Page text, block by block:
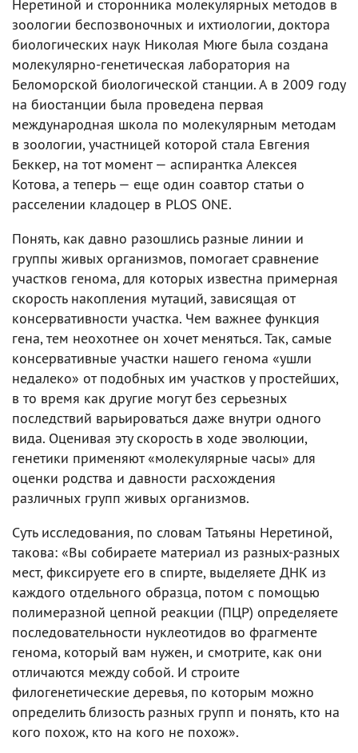
Неретиной и сторонника молекулярных методов в
зоологии беспозвоночных и ихтиологии, доктора
биологических наук Николая Мюге была создана
молекулярно-генетическая лаборатория на
Беломорской биологической станции. А в 2009 году
на биостанции была проведена первая
международная школа по молекулярным методам
в зоологии, участницей которой стала Евгения
Беккер, на тот момент — аспирантка Алексея
Котова, а теперь — еще один соавтор статьи о
расселении кладоцер в PLOS ONE.
Понять, как давно разошлись разные линии и
группы живых организмов, помогает сравнение
участков генома, для которых известна примерная
скорость накопления мутаций, зависящая от
консервативности участка. Чем важнее функция
гена, тем неохотнее он хочет меняться. Так, самые
консервативные участки нашего генома «ушли
недалеко» от подобных им участков у простейших,
в то время как другие могут без серьезных
последствий варьироваться даже внутри одного
вида. Оценивая эту скорость в ходе эволюции,
генетики применяют «молекулярные часы» для
оценки родства и давности расхождения
различных групп живых организмов.
Суть исследования, по словам Татьяны Неретиной,
такова: «Вы собираете материал из разных-разных
мест, фиксируете его в спирте, выделяете ДНК из
каждого отдельного образца, потом с помощью
полимеразной цепной реакции (ПЦР) определяете
последовательности нуклеотидов во фрагменте
генома, который вам нужен, и смотрите, как они
отличаются между собой. И строите
филогенетические деревья, по которым можно
определить близость разных групп и понять, кто на
кого похож, кто на кого не похож».